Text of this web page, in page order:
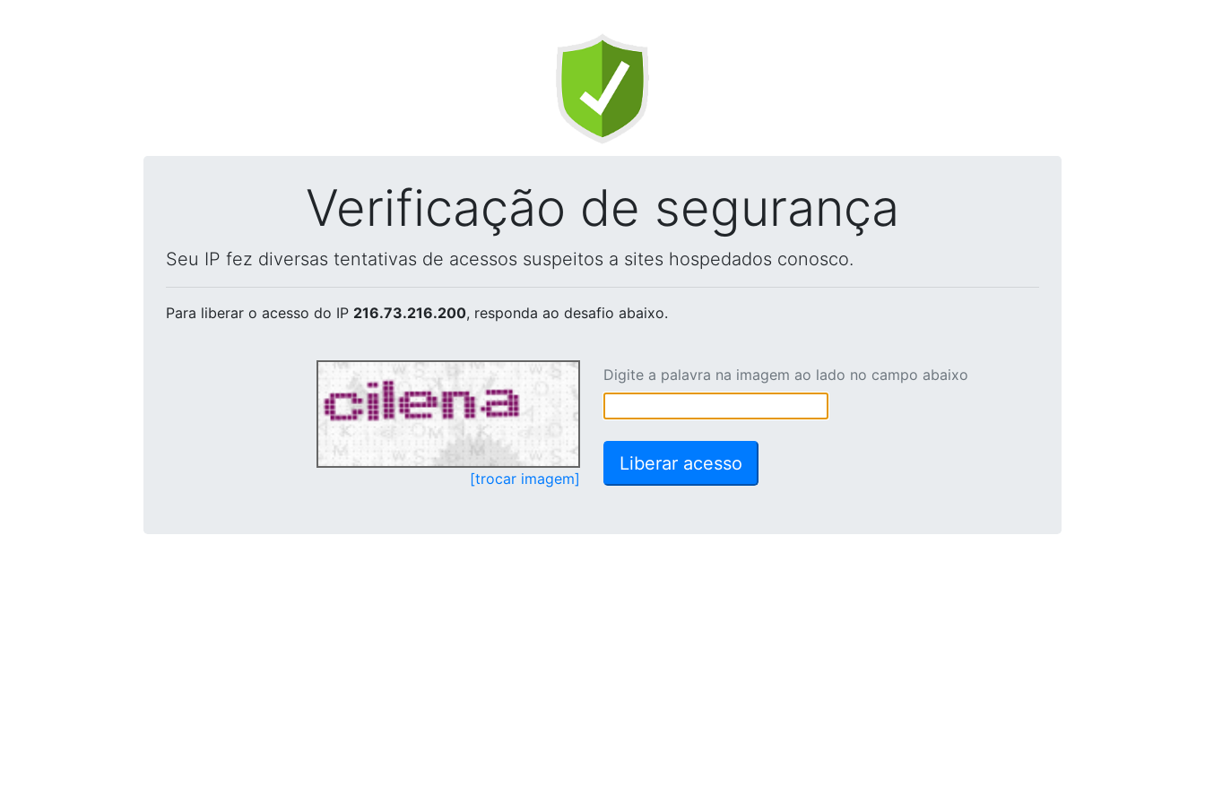
Verificação de segurança
Seu IP fez diversas tentativas de acessos suspeitos a sites hospedados conosco.
Para liberar o acesso do IP 216.73.216.200, responda ao desafio abaixo.
[trocar imagem]
Digite a palavra na imagem ao lado no campo abaixo